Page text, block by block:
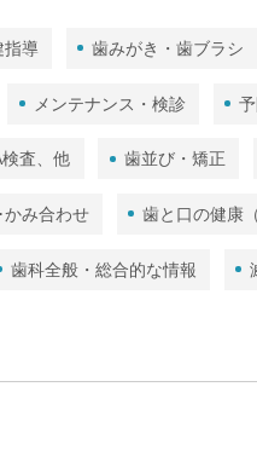
指導 歯みがき・歯ブラシ
メンテナンス・検診
査、他 歯並び・矯正
かみ合わせ 歯と口の健康
歯科全般・総合的な情報